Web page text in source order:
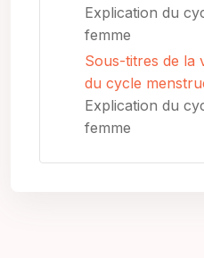
Explication du
femme
Sous-titres de la
du cycle
Explication du
femme